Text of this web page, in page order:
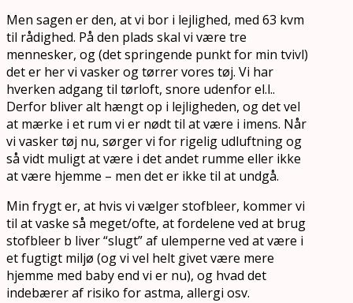
Men sagen er den, at vi bor i lejlighed, med 63 kvm
til rådighed. På den plads skal vi være tre
mennesker, og (det springende punkt for min tvivl)
det er her vi vasker og tørrer vores tøj. Vi har
hverken adgang til tørloft, snore udenfor el.l..
Derfor bliver alt hængt op i lejligheden, og det vel
at mærke i et rum vi er nødt til at være i imens. Når
vi vasker tøj nu, sørger vi for rigelig udluftning og
så vidt muligt at være i det andet rumme eller ikke
at være hjemme – men det er ikke til at undgå.
Min frygt er, at hvis vi vælger stofbleer, kommer vi
til at vaske så meget/ofte, at fordelene ved at brug
stofbleer b liver “slugt” af ulemperne ved at være i
et fugtigt miljø (og vi vel helt givet være mere
hjemme med baby end vi er nu), og hvad det
indebærer af risiko for astma, allergi osv.